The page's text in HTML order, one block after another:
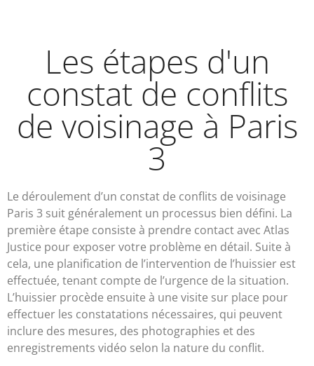
Les étapes d'un
constat de conflits
de voisinage à Paris
3
Le déroulement d’un constat de conflits de voisinage
Paris 3 suit généralement un processus bien défini. La
première étape consiste à prendre contact avec Atlas
Justice pour exposer votre problème en détail. Suite à
cela, une planification de l’intervention de l’huissier est
effectuée, tenant compte de l’urgence de la situation.
L’huissier procède ensuite à une visite sur place pour
effectuer les constatations nécessaires, qui peuvent
inclure des mesures, des photographies et des
enregistrements vidéo selon la nature du conflit.